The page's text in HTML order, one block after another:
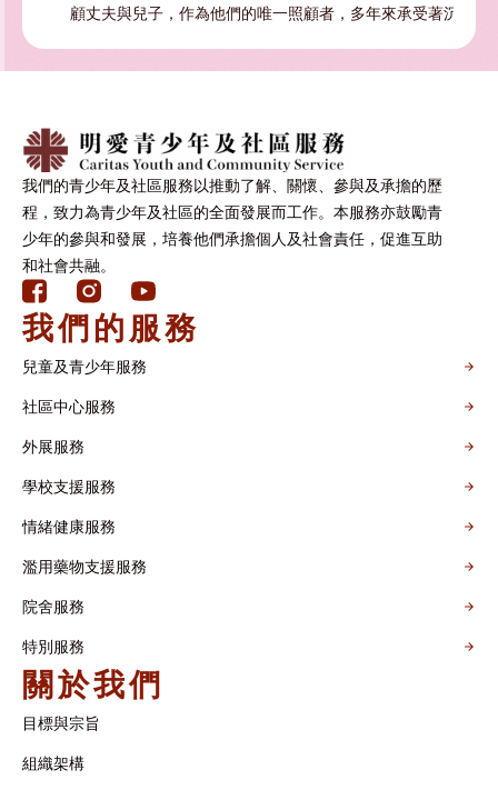
顧丈夫與兒子，作為他們的唯一照顧者，多年來承受著沉重
我們的青少年及社區服務以推動了解、關懷、參與及承擔的歷
程，致力為青少年及社區的全面發展而工作。本服務亦鼓勵青
少年的參與和發展，培養他們承擔個人及社會責任，促進互助
和社會共融。
我們的服務
兒童及青少年服務
社區中心服務
外展服務
學校支援服務
情緒健康服務
濫用藥物支援服務
院舍服務
特別服務
關於我們
目標與宗旨
組織架構​